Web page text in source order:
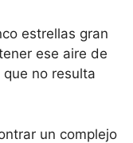
estrellas gran
ese aire de
no resulta
un complejo